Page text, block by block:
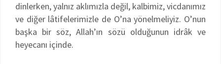
dinlerken, yalnız aklımızla değil, kalbimiz, vicdanımız
ve diğer lâtifelerimizle de O’na yönelmeliyiz. O’nun
başka bir söz, Allah’ın sözü olduğunun idrâk ve
heyecanı içinde.